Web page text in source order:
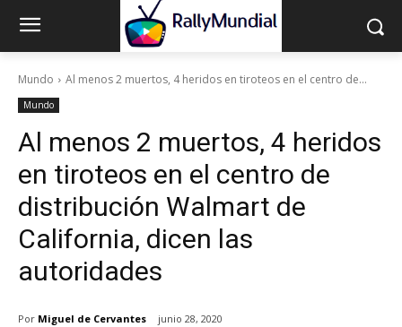
Mundo Al menos 2 muertos, 4 heridos en tiroteos en el centro de...
Mundo
Al menos 2 muertos, 4 heridos
en tiroteos en el centro de
distribución Walmart de
California, dicen las
autoridades
Por Miguel de Cervantes junio 28, 2020